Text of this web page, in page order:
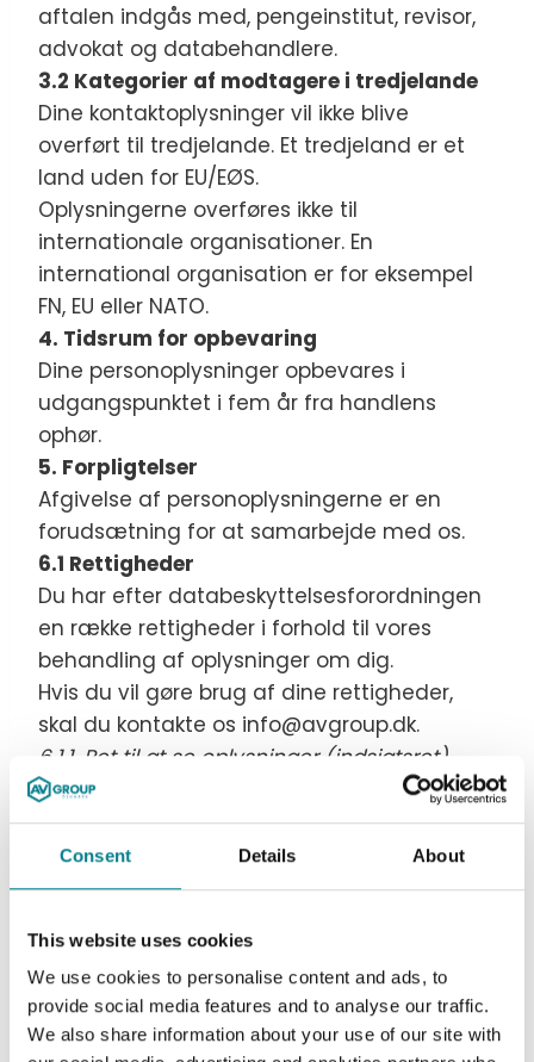
Consent Details About
This website uses cookies
We use cookies to personalise content and ads, to
provide social media features and to analyse our traffic.
We also share information about your use of our site with
aftalen indgås med, pengeinstitut, revisor,
advokat og databehandlere.
3.2 Kategorier af modtagere i tredjelande
Dine kontaktoplysninger vil ikke blive
overført til tredjelande. Et tredjeland er et
land uden for EU/EØS.
Oplysningerne overføres ikke til
internationale organisationer. En
international organisation er for eksempel
FN, EU eller NATO.
4. Tidsrum for opbevaring
Dine personoplysninger opbevares i
udgangspunktet i fem år fra handlens
ophør.
5. Forpligtelser
Afgivelse af personoplysningerne er en
forudsætning for at samarbejde med os.
6.1 Rettigheder
Du har efter databeskyttelsesforordningen
en række rettigheder i forhold til vores
behandling af oplysninger om dig.
Hvis du vil gøre brug af dine rettigheder,
skal du kontakte os info@avgroup.dk.
6.1.1. Ret til at se oplysninger (indsigtsret)
Du har ret til at få indsigt i de oplysninger,
som vi behandler om dig, samt en
gengivelse af oplysningerne ovenfor.
6.1.2. Ret til berigtigelse (rettelse)
dig selv rettet.
6.1.3. Ret til sletning
I særlige tilfælde har du ret til at få slettet
oplysninger om dig selv.